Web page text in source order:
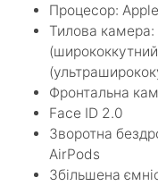
Процесор:
Тилова камера:
Фронтальна
Face ID 2.0
Зворотна
AirPods
Збільшена